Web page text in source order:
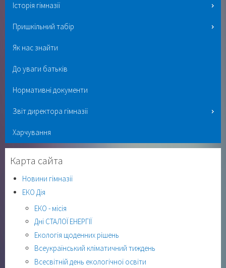
Історія гімназії
Пришкільний табір
Як нас знайти
До уваги батьків
Нормативні документи
Звіт директора гімназії
Харчування
Карта сайта
Новини гімназії
ЕКО Дія
ЕКО - місія
Дні СТАЛОЇ ЕНЕРГІЇ
Екологія щоденних рішень
Всеукраїнський кліматичний тиждень
Всесвітній день екологічної освіти